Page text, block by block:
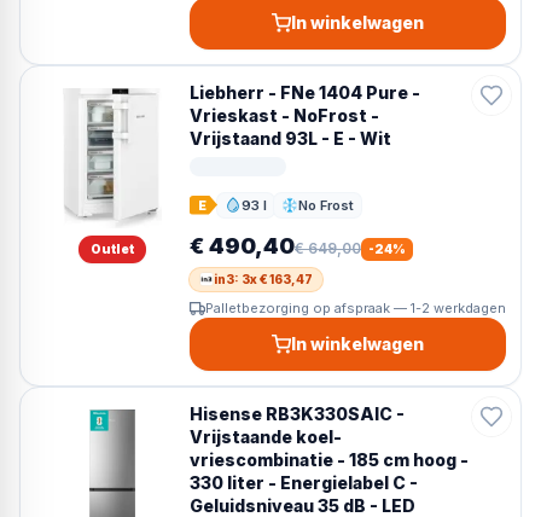
In winkelwagen
Outlet
Liebherr - FNe 1404 Pure -
Vrieskast - NoFrost -
Vrijstaand 93L - E - Wit
E 93 l
Inhoud No Frost
Ontdooien
€ 490,40€ 649,00 -24%
in3: 3x € 163,47
Palletbezorging op afspraak — 1-2 werkdagen
In winkelwagen
Hisense RB3K330SAIC -
Vrijstaande koel-
vriescombinatie - 185 cm hoog -
330 liter - Energielabel C -
Geluidsniveau 35 dB - LED